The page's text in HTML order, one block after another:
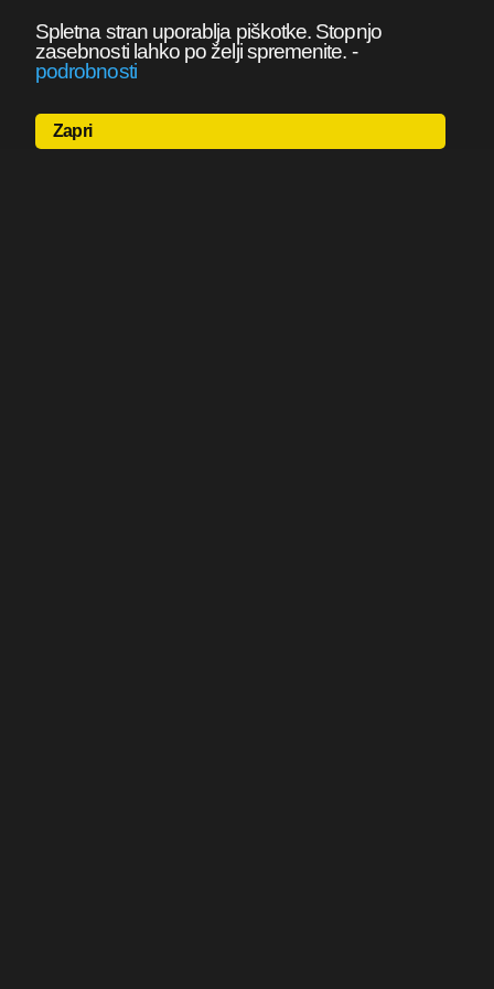
Spletna stran uporablja piškotke. Stopnjo
zasebnosti lahko po želji spremenite. -
podrobnosti
Zapri